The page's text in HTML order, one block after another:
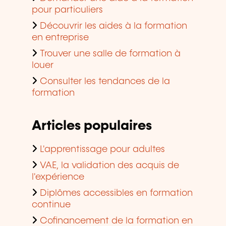
pour particuliers
Découvrir les aides à la formation
en entreprise
Trouver une salle de formation à
louer
Consulter les tendances de la
formation
Articles populaires
L'apprentissage pour adultes
VAE, la validation des acquis de
l'expérience
Diplômes accessibles en formation
continue
Cofinancement de la formation en